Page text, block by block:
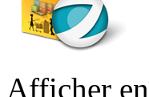
Afficher en